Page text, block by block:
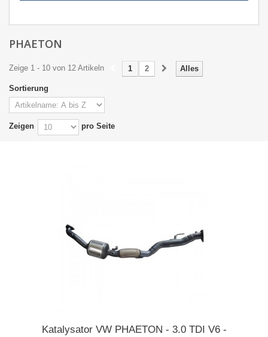
PHAETON
Zeige 1 - 10 von 12 Artikeln Alles
1 2
Sortierung
Zeigen pro Seite
Katalysator VW PHAETON - 3.0 TDI V6 -